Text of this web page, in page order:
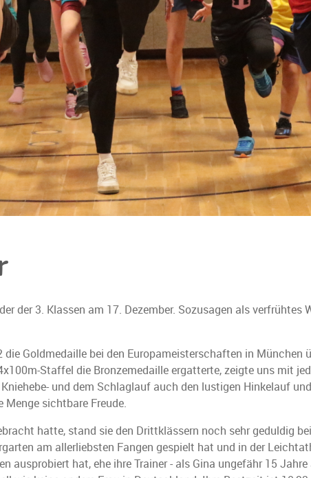
der 3. Klassen am 17. Dezember. Sozusagen als
Goldmedaille bei den Europameisterschaften in München
Staffel die Bronzemedaille ergatterte, zeigte uns mit
und dem Schlaglauf auch den lustigen Hinkelauf
sichtbare Freude.
hatte, stand sie den Drittklässern noch sehr geduldig
am allerliebsten Fangen gespielt hat und in der
ausprobiert hat, ehe ihre Trainer - als Gina ungefähr 15